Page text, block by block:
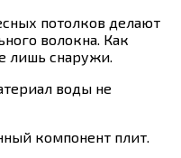
потолков делают
волокна. Как
лишь снаружи.
воды не
компонент плит.